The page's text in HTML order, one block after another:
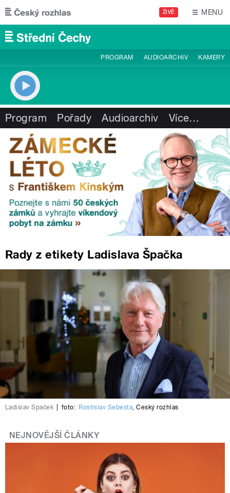
Přejít k hlavnímu obsahu
ŽIVĚ MENU
PROGRAM AUDIOARCHIV KAMERY
Program Pořady Audioarchiv Více…
Rady z etikety Ladislava Špačka
Ladislav Špaček foto: Rostislav Šebesta,Český rozhlas
NEJNOVĚJŠÍ ČLÁNKY